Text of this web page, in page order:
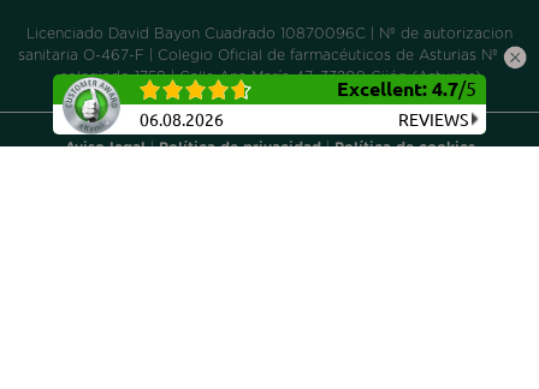
Excellent: 4.7/5
06.08.2026 REVIEWS
Licenciado David Bayon Cuadrado 10870096C | Nº de autorizacion
sanitaria O-467-F | Colegio Oficial de farmacéuticos de Asturias Nº de
colegiado 1758 | Calle Ana María 47, 33209 Gijón (Asturias)
Aviso legal | Política de privacidad | Política de cookies